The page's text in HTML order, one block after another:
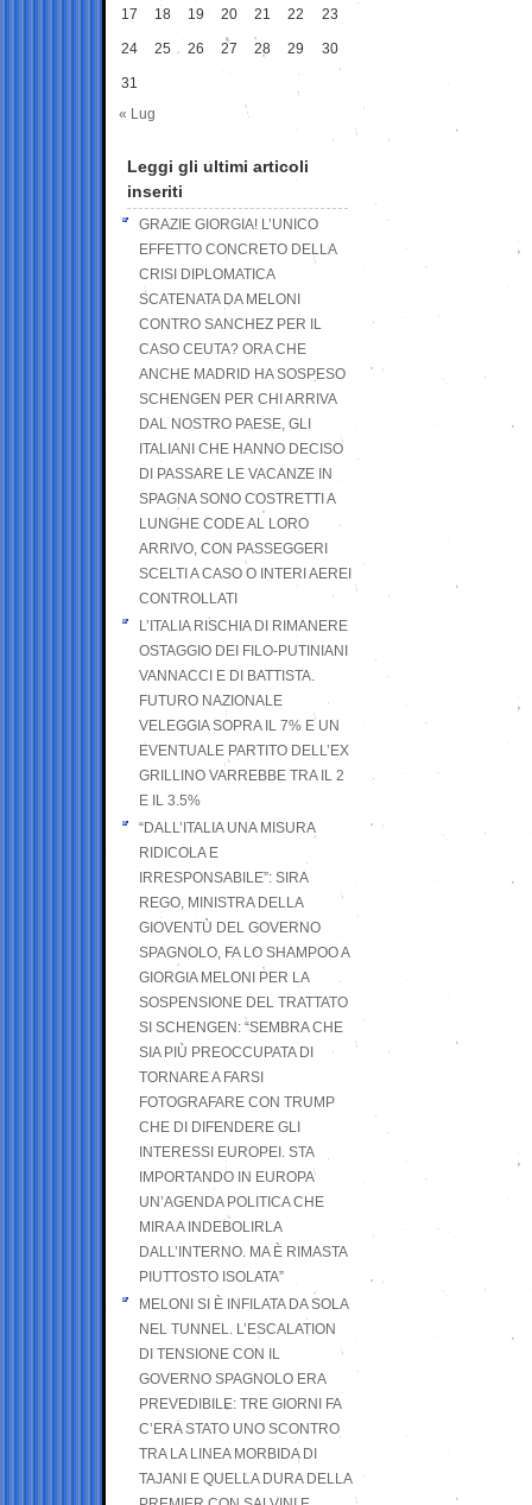
17 18 19 20 21 22 23
24 25 26 27 28 29 30
31
« Lug
Leggi gli ultimi articoli
inseriti
GRAZIE GIORGIA! L’UNICO
EFFETTO CONCRETO DELLA
CRISI DIPLOMATICA
SCATENATA DA MELONI
CONTRO SANCHEZ PER IL
CASO CEUTA? ORA CHE
ANCHE MADRID HA SOSPESO
SCHENGEN PER CHI ARRIVA
DAL NOSTRO PAESE, GLI
ITALIANI CHE HANNO DECISO
DI PASSARE LE VACANZE IN
SPAGNA SONO COSTRETTI A
LUNGHE CODE AL LORO
ARRIVO, CON PASSEGGERI
SCELTI A CASO O INTERI AEREI
CONTROLLATI
L’ITALIA RISCHIA DI RIMANERE
OSTAGGIO DEI FILO-PUTINIANI
VANNACCI E DI BATTISTA.
FUTURO NAZIONALE
VELEGGIA SOPRA IL 7% E UN
EVENTUALE PARTITO DELL’EX
GRILLINO VARREBBE TRA IL 2
E IL 3.5%
“DALL’ITALIA UNA MISURA
RIDICOLA E
IRRESPONSABILE”: SIRA
REGO, MINISTRA DELLA
GIOVENTÙ DEL GOVERNO
SPAGNOLO, FA LO SHAMPOO A
GIORGIA MELONI PER LA
SOSPENSIONE DEL TRATTATO
SI SCHENGEN: “SEMBRA CHE
SIA PIÙ PREOCCUPATA DI
TORNARE A FARSI
FOTOGRAFARE CON TRUMP
CHE DI DIFENDERE GLI
INTERESSI EUROPEI. STA
IMPORTANDO IN EUROPA
UN’AGENDA POLITICA CHE
MIRA A INDEBOLIRLA
DALL’INTERNO. MA È RIMASTA
PIUTTOSTO ISOLATA”
MELONI SI È INFILATA DA SOLA
NEL TUNNEL. L’ESCALATION
DI TENSIONE CON IL
GOVERNO SPAGNOLO ERA
PREVEDIBILE: TRE GIORNI FA
C’ERA STATO UNO SCONTRO
TRA LA LINEA MORBIDA DI
TAJANI E QUELLA DURA DELLA